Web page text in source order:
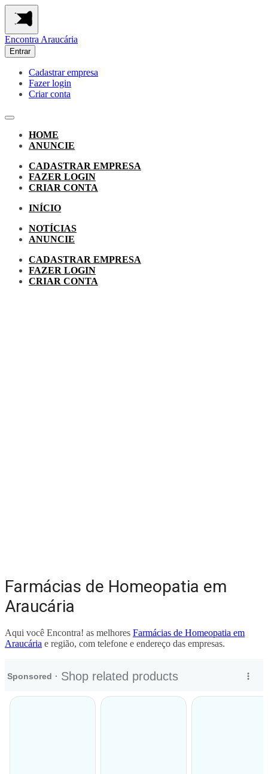
Encontra Araucária
Entrar
Cadastrar empresa
Fazer login
Criar conta
HOME
ANUNCIE
CADASTRAR EMPRESA
FAZER LOGIN
CRIAR CONTA
INÍCIO
NOTÍCIAS
ANUNCIE
CADASTRAR EMPRESA
FAZER LOGIN
CRIAR CONTA
Farmácias de Homeopatia em
Araucária
Aqui você Encontra! as melhores Farmácias de Homeopatia em
Araucária e região, com telefone e endereço das empresas.